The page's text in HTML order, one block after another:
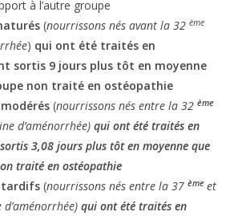
à l’autre groupe
(nourrissons nés avant la 32ème
) qui ont été traités en
sortis 9 jours plus tôt en moyenne
non traité en ostéopathie
(nourrissons nés entre la 32ème
d’aménorrhée)qui ont été traités en
3,08 jours plus tôt en moyenne que
traité en ostéopathie
tardifs (nourrissons nés entre la 37ème et
d’aménorrhée)qui ont été traités en